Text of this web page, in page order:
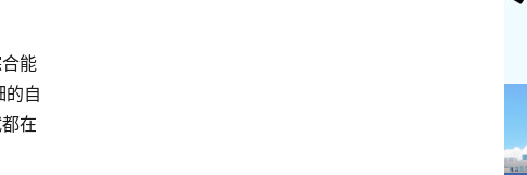
能
的自
在